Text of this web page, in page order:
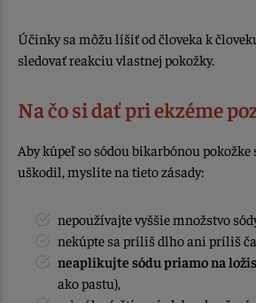
Účinky sa môžu líšiť od človeka k
sledovať reakciu vlastnej pokožky.
Na čo si dať pri ekzéme
Aby kúpeľ so sódou bikarbónou
uškodil, myslite na tieto zásady:
nepoužívajte vyššie množstvo
nekúpte sa príliš dlho ani príliš
neaplikujte sódu priamo na
ako pastu),